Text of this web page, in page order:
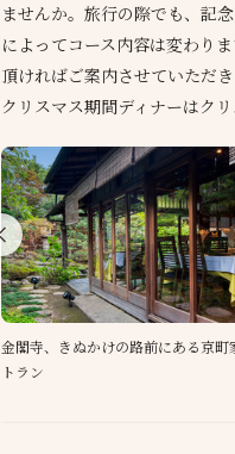
ませんか。旅行の際でも、記
によってコース内容は変わり
頂ければご案内させていただき
クリスマス期間ディナーはク
金閣寺、きぬかけの路前にある京町
トラン